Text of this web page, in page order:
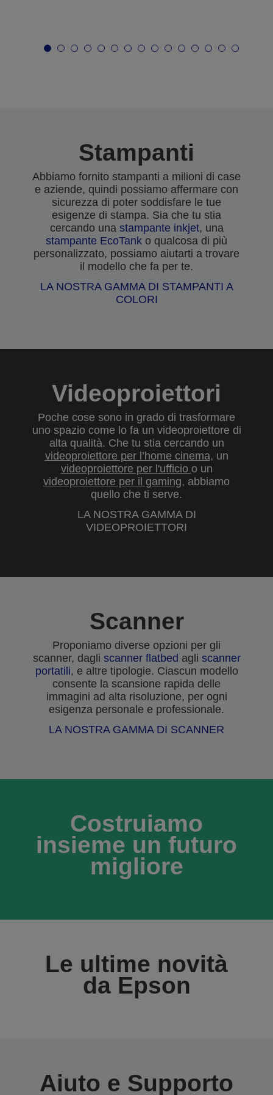
Stampanti
Abbiamo fornito stampanti a milioni di case
e aziende, quindi possiamo affermare con
sicurezza di poter soddisfare le tue
esigenze di stampa. Sia che tu stia
cercando una stampante inkjet, una
stampante EcoTank o qualcosa di più
personalizzato, possiamo aiutarti a trovare
il modello che fa per te.
LA NOSTRA GAMMA DI STAMPANTI A
COLORI
Videoproiettori
Poche cose sono in grado di trasformare
uno spazio come lo fa un videoproiettore di
alta qualità. Che tu stia cercando un
videoproiettore per l’home cinema, un
videoproiettore per l'ufficio o un
videoproiettore per il gaming, abbiamo
quello che ti serve.
LA NOSTRA GAMMA DI
VIDEOPROIETTORI
Scanner
Proponiamo diverse opzioni per gli
scanner, dagli scanner flatbed agli scanner
portatili, e altre tipologie. Ciascun modello
consente la scansione rapida delle
immagini ad alta risoluzione, per ogni
esigenza personale e professionale.
LA NOSTRA GAMMA DI SCANNER
Costruiamo
insieme un futuro
migliore
Le ultime novità
da Epson
Aiuto e Supporto